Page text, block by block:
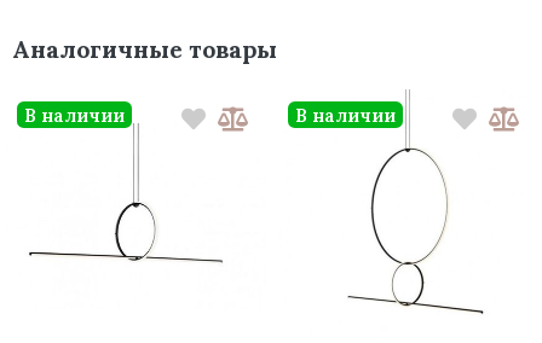
Аналогичные товары
В наличии В наличии